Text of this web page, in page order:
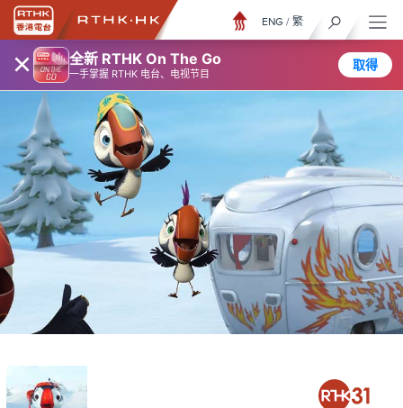
× 全新 RTHK On The Go
一手掌握 RTHK 电台、电视节目
取得
ENG / 繁